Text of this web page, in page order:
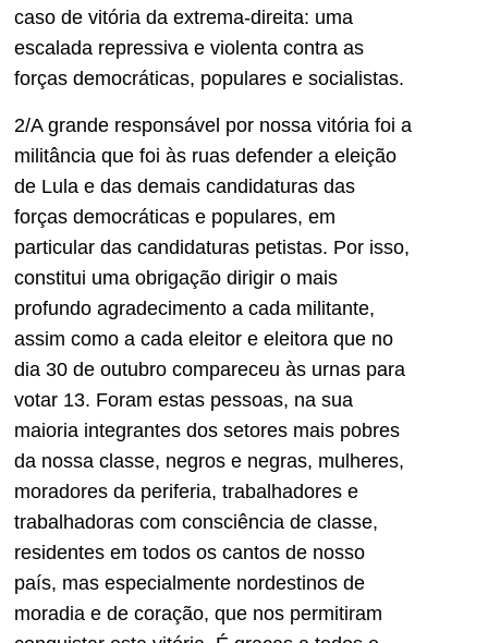
caso de vitória da extrema-direita: uma
escalada repressiva e violenta contra as
forças democráticas, populares e socialistas.
2/A grande responsável por nossa vitória foi a
militância que foi às ruas defender a eleição
de Lula e das demais candidaturas das
forças democráticas e populares, em
particular das candidaturas petistas. Por isso,
constitui uma obrigação dirigir o mais
profundo agradecimento a cada militante,
assim como a cada eleitor e eleitora que no
dia 30 de outubro compareceu às urnas para
votar 13. Foram estas pessoas, na sua
maioria integrantes dos setores mais pobres
da nossa classe, negros e negras, mulheres,
moradores da periferia, trabalhadores e
trabalhadoras com consciência de classe,
residentes em todos os cantos de nosso
país, mas especialmente nordestinos de
moradia e de coração, que nos permitiram